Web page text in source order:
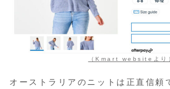
（Kmart websiteより
オーストラリアのニットは正直信頼